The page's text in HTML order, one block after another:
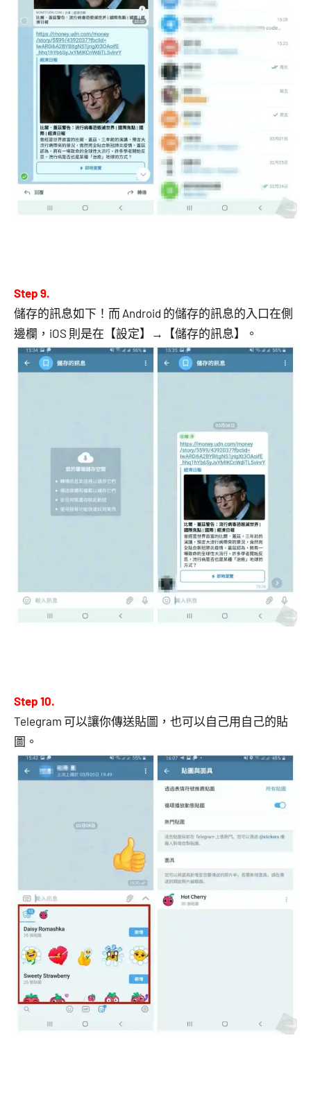
Step 9.
儲存的訊息如下！而 Android 的儲存的訊息的入口在側
邊欄，iOS 則是在【設定】→【儲存的訊息】。
Step 10.
Telegram 可以讓你傳送貼圖，也可以自己用自己的貼
圖。